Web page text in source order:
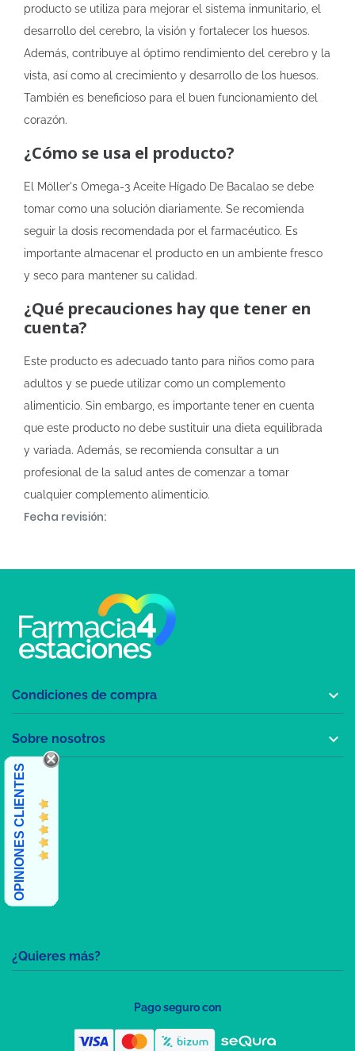
producto se utiliza para mejorar el sistema inmunitario, el
desarrollo del cerebro, la visión y fortalecer los huesos.
Además, contribuye al óptimo rendimiento del cerebro y la
vista, así como al crecimiento y desarrollo de los huesos.
También es beneficioso para el buen funcionamiento del
corazón.
¿Cómo se usa el producto?
El Möller's Omega-3 Aceite Hígado De Bacalao se debe
tomar como una solución diariamente. Se recomienda
seguir la dosis recomendada por el farmacéutico. Es
importante almacenar el producto en un ambiente fresco
y seco para mantener su calidad.
¿Qué precauciones hay que tener en
cuenta?
Este producto es adecuado tanto para niños como para
adultos y se puede utilizar como un complemento
alimenticio. Sin embargo, es importante tener en cuenta
que este producto no debe sustituir una dieta equilibrada
y variada. Además, se recomienda consultar a un
profesional de la salud antes de comenzar a tomar
cualquier complemento alimenticio.
Fecha revisión:
¿Quieres más?
Condiciones de compra 
Sobre nosotros 
OPINIONES CLIENTES
Pago seguro con